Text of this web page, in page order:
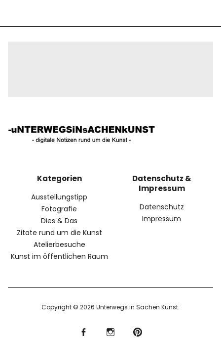
Kategorien
Ausstellungstipp
Fotografie
Dies & Das
Zitate rund um die Kunst
Atelierbesuche
Kunst im öffentlichen Raum
Datenschutz &
Impressum
Datenschutz
Impressum
Copyright © 2026 Unterwegs in Sachen Kunst